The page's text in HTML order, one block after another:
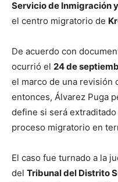
Servicio de Inmigración
el centro migratorio de
De acuerdo con
ocurrió el 24 de
el marco de una revisión
entonces, Álvarez Puga
define si será
proceso migratorio en
El caso fue turnado a la
del Tribunal del Distrito